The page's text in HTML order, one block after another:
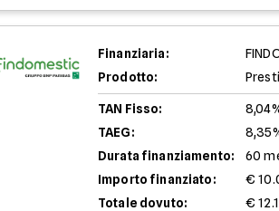
Finanziaria:
Prodotto:
TAN Fisso:
TAEG:
Durata finanziamento:
60
Importo finanziato:
€
Totale dovuto:
€